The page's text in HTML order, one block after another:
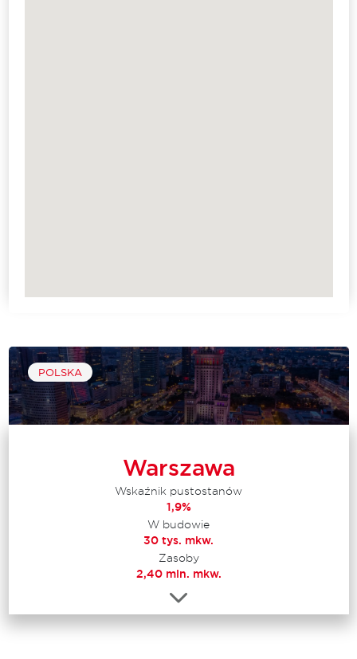
POLSKA
Warszawa
Wskaźnik pustostanów
1,9%
W budowie
30 tys. mkw.
Zasoby
2,40 mln. mkw.